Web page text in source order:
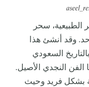
الطبيعية، سحر
وقد أنشئ هذا
السعودي
الفن النجدي الأصيل.
بشكل فريد وحيث